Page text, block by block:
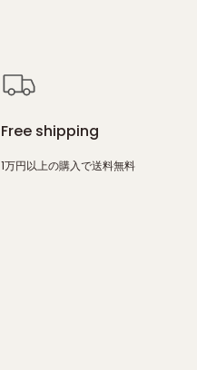
Free shipping
1万円以上の購入で送料無料